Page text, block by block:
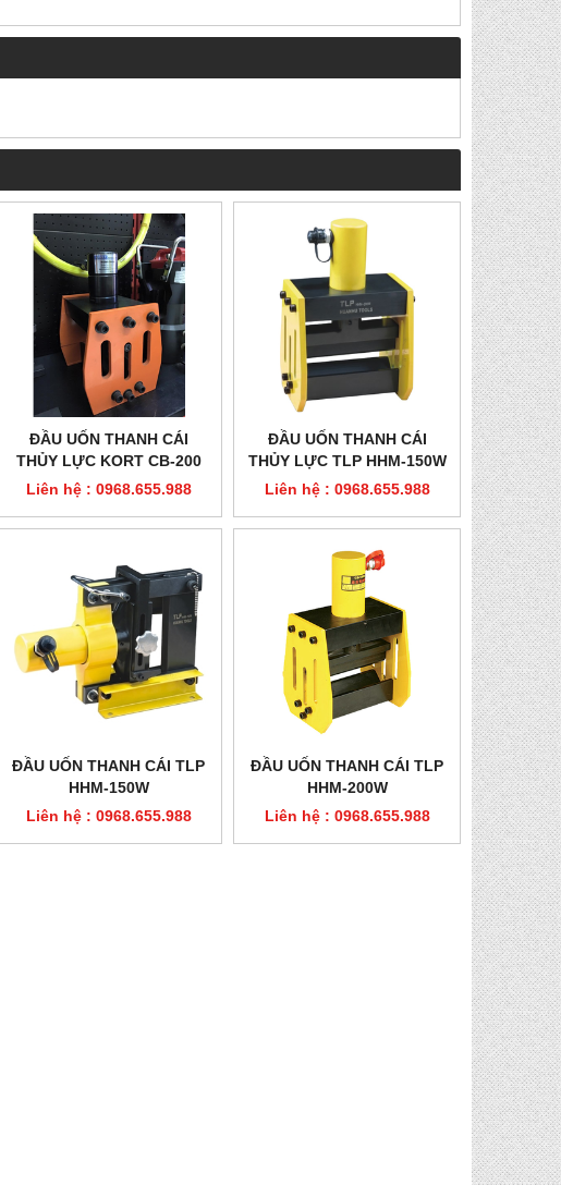
ĐẦU UỐN THANH CÁI
THỦY LỰC KORT CB-200
Liên hệ : 0968.655.988
ĐẦU UỐN THANH CÁI
THỦY LỰC TLP HHM-150W
Liên hệ : 0968.655.988
ĐẦU UỐN THANH CÁI TLP
HHM-150W
Liên hệ : 0968.655.988
ĐẦU UỐN THANH CÁI TLP
HHM-200W
Liên hệ : 0968.655.988